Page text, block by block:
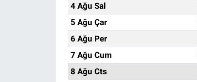
4 Ağu Sal
5 Ağu Çar
6 Ağu Per
7 Ağu Cum
8 Ağu Cts